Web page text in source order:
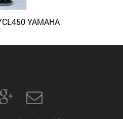
YAMAHA